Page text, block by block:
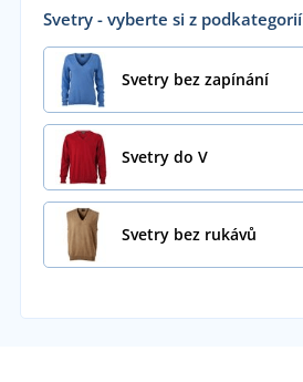
Svetry - vyberte si z podkategorií
Svetry bez zapínání
Svetry do V
Svetry bez rukávů